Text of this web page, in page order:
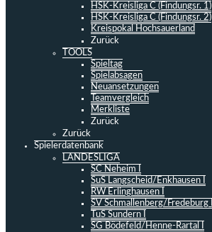
HSK-Kreisliga C (Findungsr. 1)
HSK-Kreisliga C (Findungsr. 2)
Kreispokal Hochsauerland
Zurück
TOOLS
Spieltag
Spielabsagen
Neuansetzungen
Teamvergleich
Merkliste
Zurück
Zurück
Spielerdatenbank
LANDESLIGA
SC Neheim I
SuS Langscheid/Enkhausen I
RW Erlinghausen I
SV Schmallenberg/Fredeburg I
TuS Sundern I
SG Bödefeld/Henne-Rartal I